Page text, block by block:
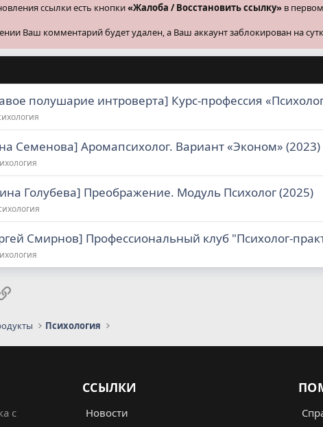
ссылки есть кнопки«Жалоба / Восстановить ссылку» в
Ваш комментарий будет удален, а Ваш аккаунт заблокирован на
полушарие интроверта] Курс-профессия
Семенова] Аромапсихолог. Вариант «Эконом» (2023)
Голубева] Преображение. Модуль Психолог (2025)
Смирнов] Профессиональный клуб "Психолог-
почта
Ссылка
Психология
с
ССЫЛКИ
Новости